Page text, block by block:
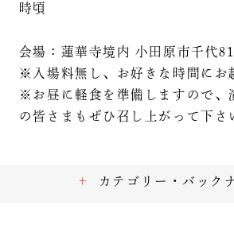
時頃
会場：蓮華寺境内 小田原市千代
※入場料無し、お好きな時間にお
※お昼に軽食を準備しますので、
の皆さまもぜひ召し上がって下さ
カテゴリー・バック